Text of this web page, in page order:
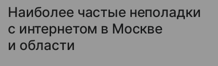
Наиболее частые неполадки
с интернетом в Москве
и области